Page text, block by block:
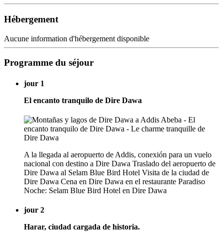
Hébergement
Aucune information d'hébergement disponible
Programme du séjour
jour 1
El encanto tranquilo de Dire Dawa
A la llegada al aeropuerto de Addis, conexión para un vuelo
nacional con destino a Dire Dawa Traslado del aeropuerto de
Dire Dawa al Selam Blue Bird Hotel Visita de la ciudad de
Dire Dawa Cena en Dire Dawa en el restaurante Paradiso
Noche: Selam Blue Bird Hotel en Dire Dawa
jour 2
Harar, ciudad cargada de historia.